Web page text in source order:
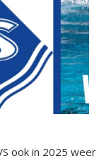
ook in 2025 weer